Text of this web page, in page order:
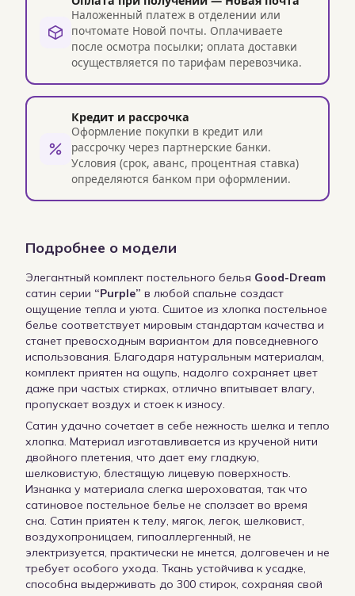
Наложенный платеж в отделении или
почтомате Новой почты. Оплачиваете
после осмотра посылки; оплата доставки
осуществляется по тарифам перевозчика.
Кредит и рассрочка
Оформление покупки в кредит или
рассрочку через партнерские банки.
Условия (срок, аванс, процентная ставка)
определяются банком при оформлении.
Подробнее о модели
Элегантный комплект постельного белья Good-Dream
сатин серии “Purple” в любой спальне создаст
ощущение тепла и уюта. Сшитое из хлопка постельное
белье соответствует мировым стандартам качества и
станет превосходным вариантом для повседневного
использования. Благодаря натуральным материалам,
комплект приятен на ощупь, надолго сохраняет цвет
даже при частых стирках, отлично впитывает влагу,
пропускает воздух и стоек к износу.
Сатин удачно сочетает в себе нежность шелка и тепло
хлопка. Материал изготавливается из крученой нити
двойного плетения, что дает ему гладкую,
шелковистую, блестящую лицевую поверхность.
Изнанка у материала слегка шероховатая, так что
сатиновое постельное белье не сползает во время
сна. Сатин приятен к телу, мягок, легок, шелковист,
воздухопроницаем, гипоаллергенный, не
электризуется, практически не мнется, долговечен и не
требует особого ухода. Ткань устойчива к усадке,
способна выдерживать до 300 стирок, сохраняя свой